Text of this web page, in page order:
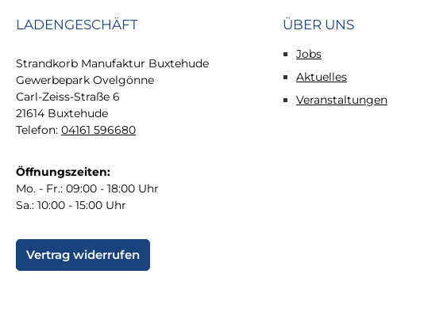
LADENGESCHÄFT
Strandkorb Manufaktur Buxtehude
Gewerbepark Ovelgönne
Carl-Zeiss-Straße 6
21614 Buxtehude
Telefon: 04161 596680
Öffnungszeiten:
Mo. - Fr.: 09:00 - 18:00 Uhr
Sa.: 10:00 - 15:00 Uhr
Vertrag widerrufen
ÜBER UNS
Jobs
Aktuelles
Veranstaltungen